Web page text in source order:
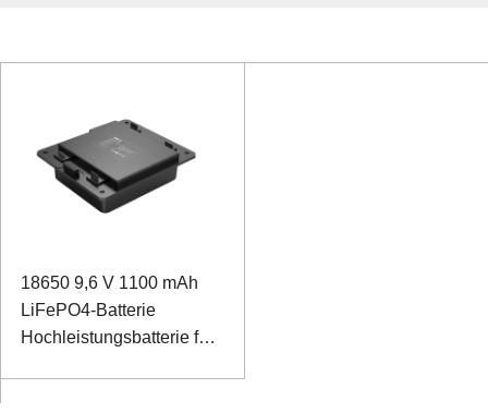
18650 9,6 V 1100 mAh
LiFePO4-Batterie
Hochleistungsbatterie für